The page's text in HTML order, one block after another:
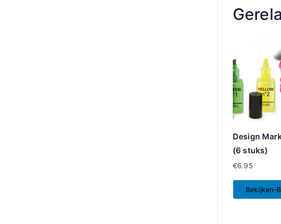
Design
(6 stuks)
€6.95
Bekijken-